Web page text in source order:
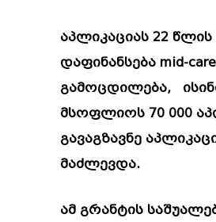
აპლიკაციას 22
დაფინანსება mid-
გამოცდილება,
მსოფლიოს 70 000
გავაგზავნე
მაძლევდა.
ამ გრანტის